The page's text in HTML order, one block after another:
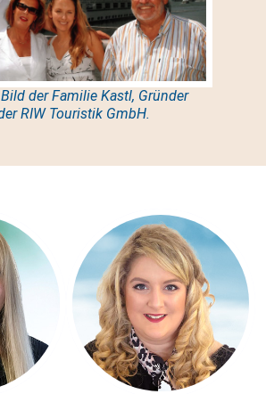
der Familie Kastl, Gründer
RIW Touristik GmbH.